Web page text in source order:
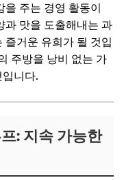
을 주는 경영 활동이
과 맛을 도출해내는 과
즐거운 유희가 될 것입
주방을 낭비 없는 가
니다.
: 지속 가능한